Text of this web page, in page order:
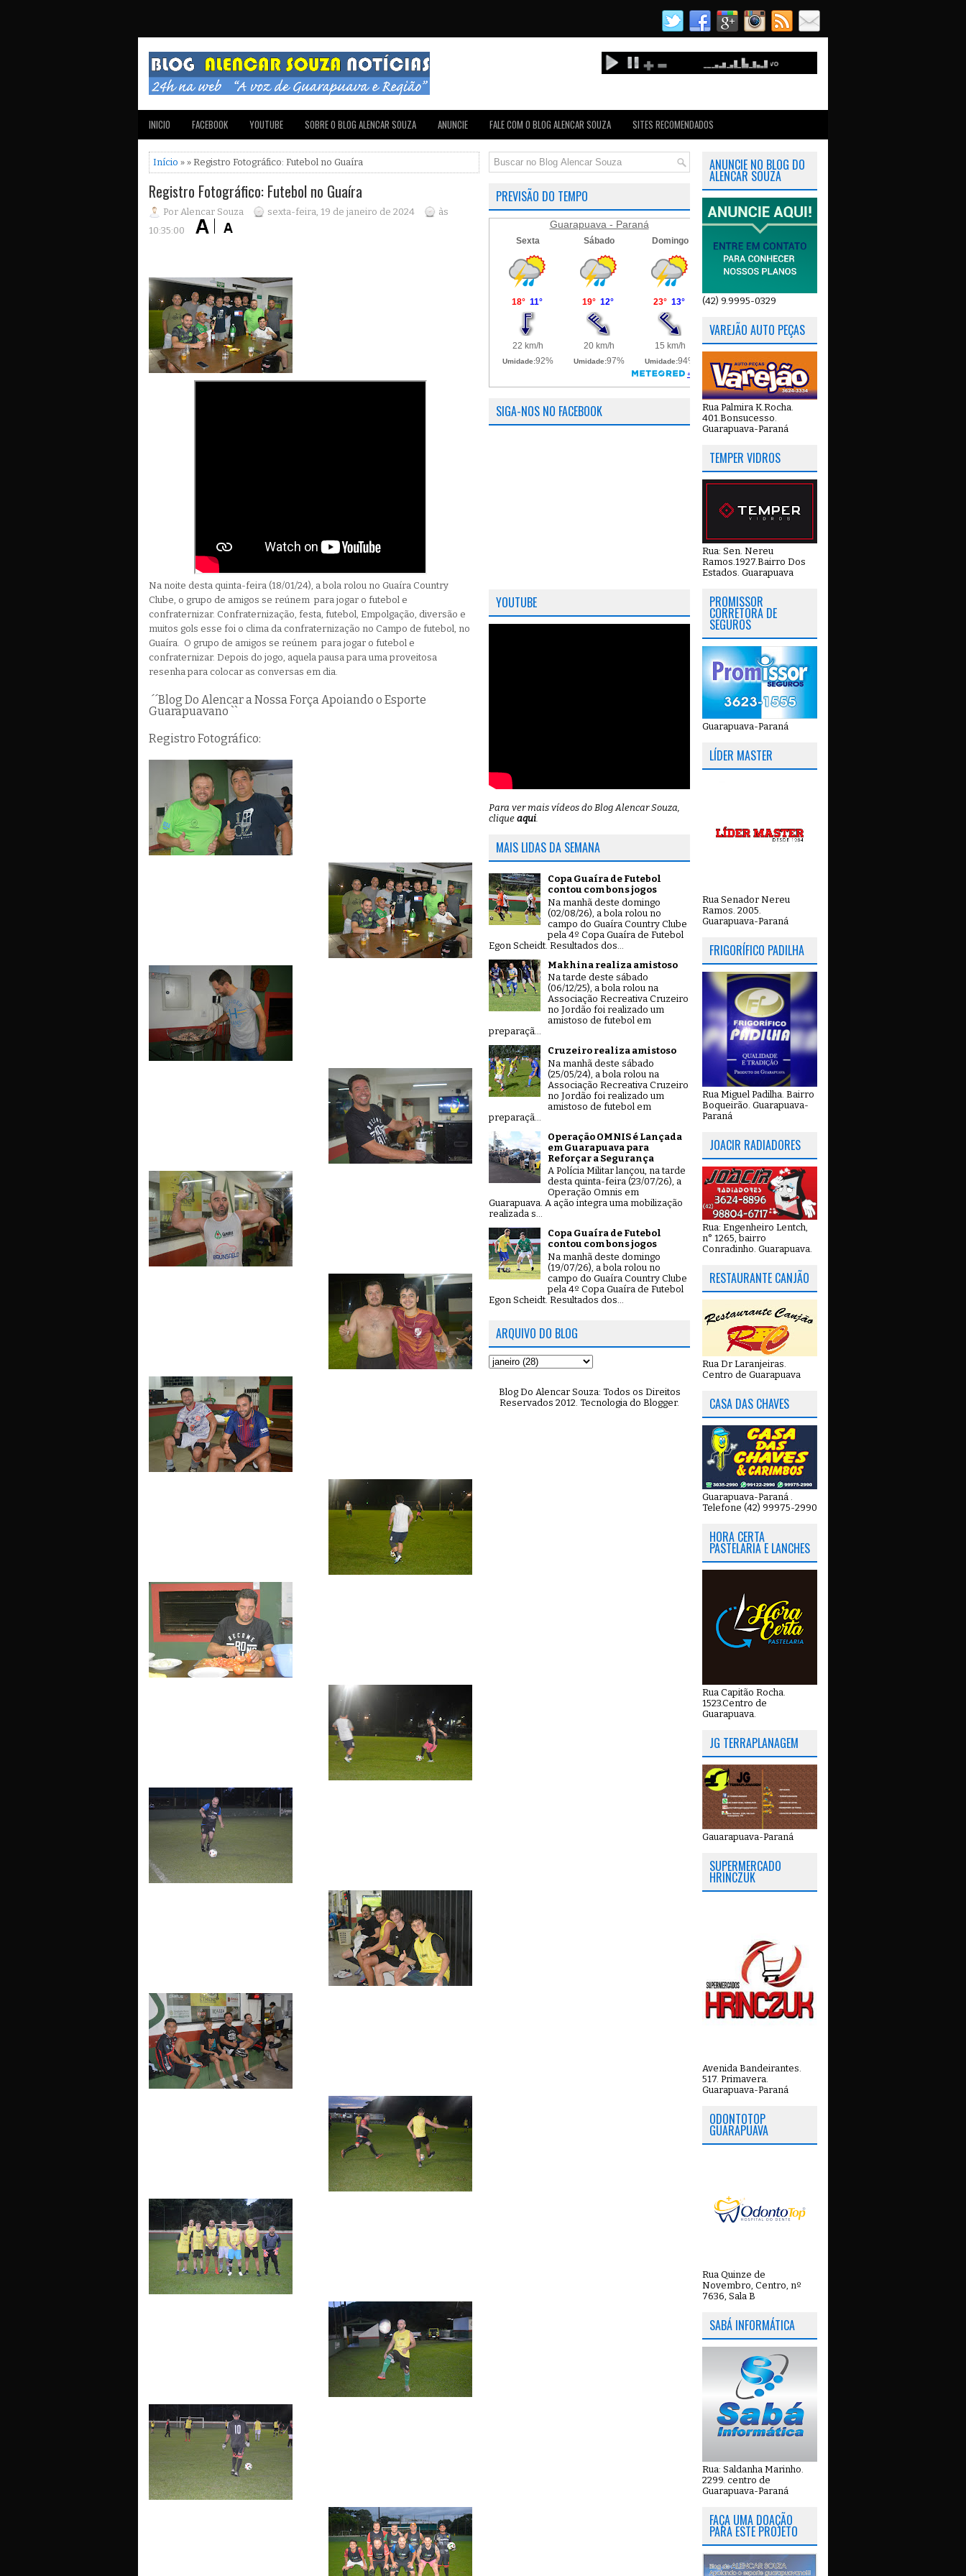
INICIO FACEBOOK YOUTUBE SOBRE O BLOG ALENCAR SOUZA ANUNCIE FALE COM O BLOG ALENCAR SOUZA SITES RECOMENDADOS
Início » » Registro Fotográfico: Futebol no Guaíra
Registro Fotográfico: Futebol no Guaíra
Por Alencar Souza sexta-feira, 19 de janeiro de 2024
às
10:35:00
Na noite desta quinta-feira (18/01/24), a bola rolou no Guaíra Country
Clube, o grupo de amigos se reúnem para jogar o futebol e
confraternizar. Confraternização, festa, futebol, Empolgação, diversão e
muitos gols esse foi o clima da confraternização no Campo de futebol, no
Guaíra. O grupo de amigos se reúnem para jogar o futebol e
confraternizar. Depois do jogo, aquela pausa para uma proveitosa
resenha para colocar as conversas em dia.
´´Blog Do Alencar a Nossa Força Apoiando o Esporte
Guarapuavano ``
Registro Fotográfico:
PREVISÃO DO TEMPO
Guarapuava - Paraná
SIGA-NOS NO FACEBOOK
YOUTUBE
Para ver mais vídeos do Blog Alencar Souza,
clique aqui.
MAIS LIDAS DA SEMANA
Copa Guaíra de Futebol
contou com bons jogos
Na manhã deste domingo
(02/08/26), a bola rolou no
campo do Guaíra Country Clube
pela 4º Copa Guaíra de Futebol
Egon Scheidt. Resultados dos...
Makhina realiza amistoso
Na tarde deste sábado
(06/12/25), a bola rolou na
Associação Recreativa Cruzeiro
no Jordão foi realizado um
amistoso de futebol em
preparaçã...
Cruzeiro realiza amistoso
Na manhã deste sábado
(25/05/24), a bola rolou na
Associação Recreativa Cruzeiro
no Jordão foi realizado um
amistoso de futebol em
preparaçã...
Operação OMNIS é Lançada
em Guarapuava para
Reforçar a Segurança
A Polícia Militar lançou, na tarde
desta quinta-feira (23/07/26), a
Operação Omnis em
Guarapuava. A ação integra uma mobilização
realizada s...
Copa Guaíra de Futebol
contou com bons jogos
Na manhã deste domingo
(19/07/26), a bola rolou no
campo do Guaíra Country Clube
pela 4º Copa Guaíra de Futebol
Egon Scheidt. Resultados dos...
ARQUIVO DO BLOG
Blog Do Alencar Souza: Todos os Direitos
Reservados 2012. Tecnologia do Blogger.
ANUNCIE NO BLOG DO
ALENCAR SOUZA
(42) 9.9995-0329
VAREJÃO AUTO PEÇAS
Rua Palmira K.Rocha.
401.Bonsucesso.
Guarapuava-Paraná
TEMPER VIDROS
Rua: Sen. Nereu
Ramos.1927.Bairro Dos
Estados. Guarapuava
PROMISSOR
CORRETORA DE
SEGUROS
Guarapuava-Paraná
LÍDER MASTER
Rua Senador Nereu
Ramos. 2005.
Guarapuava-Paraná
FRIGORÍFICO PADILHA
Rua Miguel Padilha. Bairro
Boqueirão. Guarapuava-
Paraná
JOACIR RADIADORES
Rua: Engenheiro Lentch,
n° 1265, bairro
Conradinho. Guarapuava.
RESTAURANTE CANJÃO
Rua Dr Laranjeiras.
Centro de Guarapuava
CASA DAS CHAVES
Guarapuava-Paraná .
Telefone (42) 99975-2990
HORA CERTA
PASTELARIA E LANCHES
Rua Capitão Rocha.
1523.Centro de
Guarapuava.
JG TERRAPLANAGEM
Gauarapuava-Paraná
SUPERMERCADO
HRINCZUK
Avenida Bandeirantes.
517. Primavera.
Guarapuava-Paraná
ODONTOTOP
GUARAPUAVA
Rua Quinze de
Novembro, Centro, nº
7636, Sala B
SABÁ INFORMÁTICA
Rua: Saldanha Marinho.
2299. centro de
Guarapuava-Paraná
FAÇA UMA DOAÇÃO
PARA ESTE PROJETO